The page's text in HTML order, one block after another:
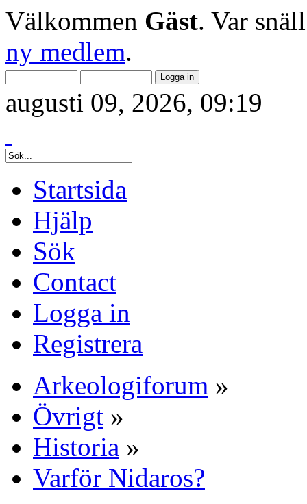
Välkommen Gäst. Var
ny medlem.
augusti 09, 2026, 09:19
Startsida
Hjälp
Sök
Contact
Logga in
Registrera
Arkeologiforum »
Övrigt »
Historia »
Varför Nidaros?